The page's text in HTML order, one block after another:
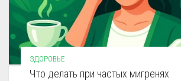
ЗДОРОВЬЕ
Что делать при частых мигренях